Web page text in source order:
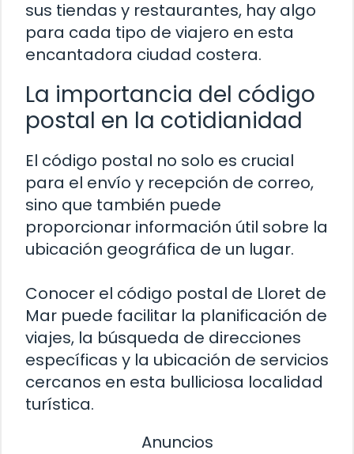
sus tiendas y restaurantes, hay algo
para cada tipo de viajero en esta
encantadora ciudad costera.
La importancia del código
postal en la cotidianidad
El código postal no solo es crucial
para el envío y recepción de correo,
sino que también puede
proporcionar información útil sobre la
ubicación geográfica de un lugar.
Conocer el código postal de Lloret de
Mar puede facilitar la planificación de
viajes, la búsqueda de direcciones
específicas y la ubicación de servicios
cercanos en esta bulliciosa localidad
turística.
Anuncios